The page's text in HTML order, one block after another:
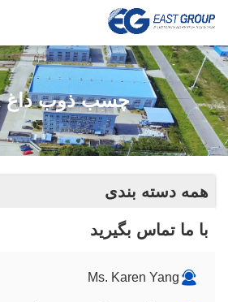
چسب ذوب داغ EVA
همه دسته بندی
با ما تماس بگیرید
Ms. Karen Yang